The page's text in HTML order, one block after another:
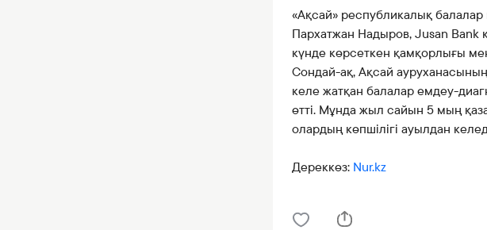
«Ақсай» республикалық
Пархатжан Надыров, Jusan Bank
күнде көрсеткен қамқорлығы
Сондай-ақ, Ақсай
келе жатқан балалар емдеу-
өтті. Мұнда жыл сайын 5 мың
олардың көпшілігі ауылдан
Дереккөз: Nur.kz